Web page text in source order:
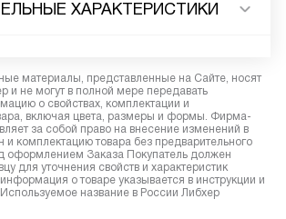
ХАРАКТЕРИСТИКИ
материалы, представленные на Сайте, носят
и не могут в полной мере передавать
о свойствах, комплектации и
включая цвета, размеры и формы. Фирма-
за собой право на внесение изменений в
и комплектацию товара без предварительного
оформлением Заказа Покупатель должен
для уточнения свойств и характеристик
о товаре указывается в инструкции и
Используемое название в России Либхер